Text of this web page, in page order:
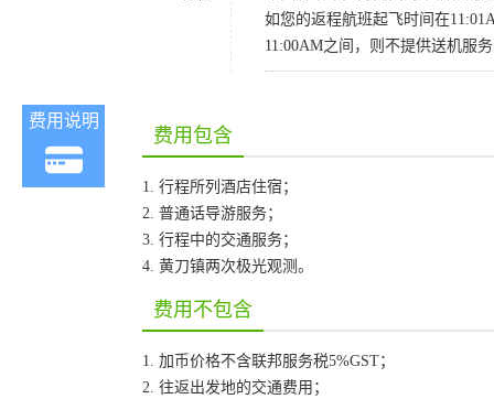
如您的返程航班起飞时间在
11:00AM之间，则不提供送机服
费用说明
费用包含
1. 行程所列酒店住宿；
2. 普通话导游服务；
3. 行程中的交通服务；
4. 黄刀镇两次极光观测。
费用不包含
1. 加币价格不含联邦服务税5%GST；
2. 往返出发地的交通费用；